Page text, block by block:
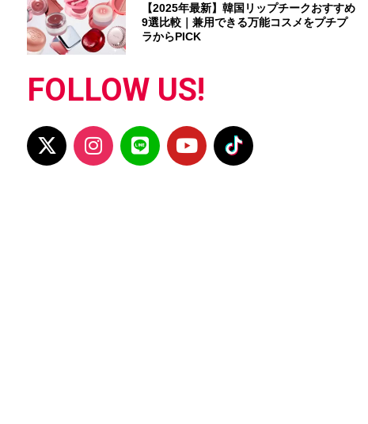
【2025年最新】韓国リップチークおすすめ
9選比較｜兼用できる万能コスメをプチプ
ラからPICK
FOLLOW US!